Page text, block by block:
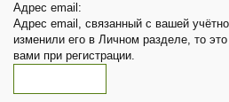
Адрес email:
Адрес email, связанный с вашей
изменили его в Личном разделе, то
вами при регистрации.